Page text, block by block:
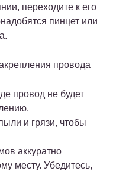
переходите к его
пинцет или
провода
провод не будет
и грязи, чтобы
аккуратно
месту. Убедитесь,